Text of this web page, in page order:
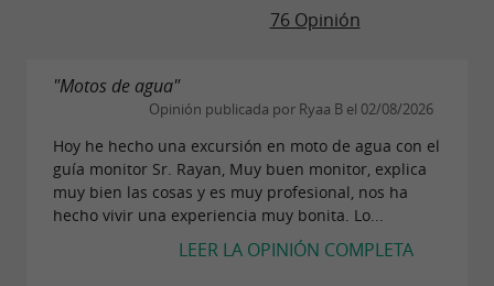
Nuestros paquetes tienen una duración que va
desde 2 horas hasta un día completo; disfrute
de momentos especiales con familiares o
amigos, experimente una increíble sensación
de libertad a bordo de uno de nuestros 2 barcos
y explore por su cuenta los lugares más
destacados de la región.
76 Opinión
"Motos de agua"
Opinión publicada por Ryaa B el 02/08/2026
Hoy he hecho una excursión en moto de agua con el
guía monitor Sr. Rayan, Muy buen monitor, explica
muy bien las cosas y es muy profesional, nos ha
hecho vivir una experiencia muy bonita. Lo...
LEER LA OPINIÓN COMPLETA